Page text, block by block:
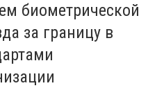
биометрической
за границу в